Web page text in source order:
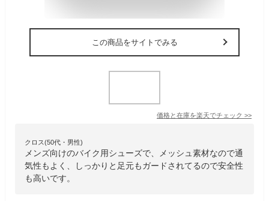
この商品をサイトでみる
価格と在庫を楽天でチェック >>
クロス(50代・男性)
メンズ向けのバイク用シューズで、メッシュ素材なので通
気性もよく、しっかりと足元もガードされてるので安全性
も高いです。